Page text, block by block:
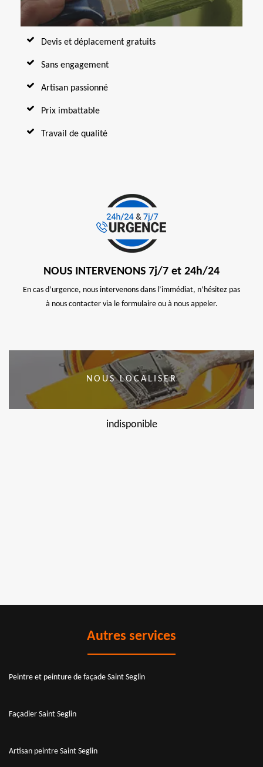
Devis et déplacement gratuits
Sans engagement
Artisan passionné
Prix imbattable
Travail de qualité
NOUS INTERVENONS 7j/7 et 24h/24
En cas d’urgence, nous intervenons dans l’immédiat, n’hésitez pas
à nous contacter via le formulaire ou à nous appeler.
NOUS LOCALISER
indisponible
Autres services
Peintre et peinture de façade Saint Seglin
Façadier Saint Seglin
Artisan peintre Saint Seglin